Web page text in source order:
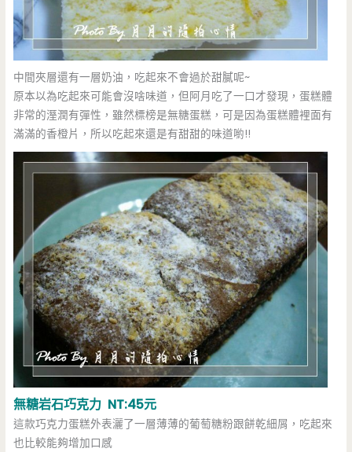
中間夾層還有一層奶油，吃起來不會過於甜膩呢~
原本以為吃起來可能會沒啥味道，但阿月吃了一口才發現，蛋糕體
非常的溼潤有彈性，雖然標榜是無糖蛋糕，可是因為蛋糕體裡面有
滿滿的香橙片，所以吃起來還是有甜甜的味道喲!!
無糖岩石巧克力 NT:45元
這款巧克力蛋糕外表灑了一層薄薄的葡萄糖粉跟餅乾細屑，吃起來
也比較能夠增加口感